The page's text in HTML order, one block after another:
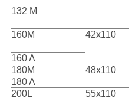
132 Μ
160M 42x110
160 Λ
180M
48x110
180 Λ
200L
55x110